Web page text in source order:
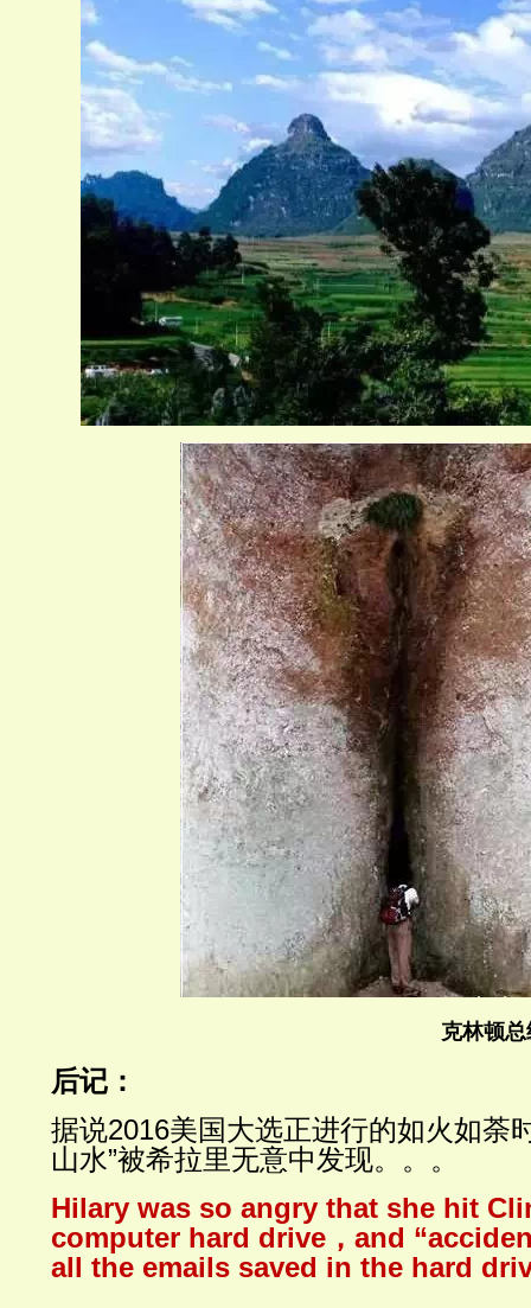
克林顿
后记：
据说2016美国大选正进行的如火如荼
山水”被希拉里无意中发现。。。
Hilary was so angry that she hit
computer hard drive ， and
all the emails saved in the hard